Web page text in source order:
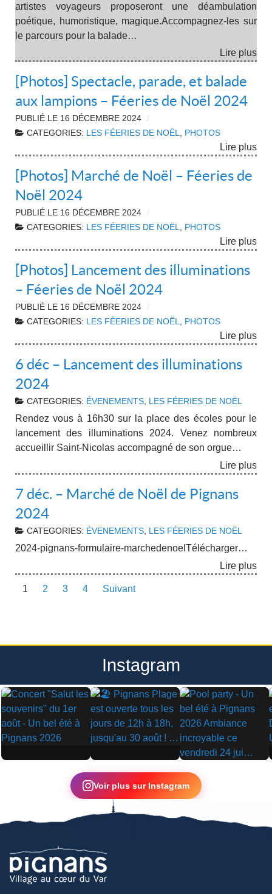
artistes voyageurs proposeront une déambulation
poétique, humoristique, magique.Accompagnez-les sur
le parcours pour la balade…
Lire plus
[Photos] Spectacle, parade, et balade
aux lampions – Féeries de Noël 2024
PUBLIÉ LE 16 DÉCEMBRE 2024
CATEGORIES: LES FÉERIES DE NOËL, PHOTOS
Lire plus
[Photos] Marché de Noël – Féeries de
Noël 2024
PUBLIÉ LE 16 DÉCEMBRE 2024
CATEGORIES: LES FÉERIES DE NOËL, PHOTOS
Lire plus
[Photos] Lancement des illuminations
– Féeries de Noël 2024
PUBLIÉ LE 16 DÉCEMBRE 2024
CATEGORIES: LES FÉERIES DE NOËL, PHOTOS
Lire plus
6 déc – Lancement des illuminations
2024
CATEGORIES: ÉVENEMENTS, LES FÉERIES DE NOËL
Rendez vous à 16h30 sur la place des écoles pour le
lancement des illuminations 2024. Venez nombreux
accueillir Saint-Nicolas accompagné de son orgue…
Lire plus
7 déc. – Marché de Noël de Pignans
2024
CATEGORIES: ÉVENEMENTS LES FÉERIES DE NOËL
2024-pignans-formulaire-marchedenoelTélécharger…
Lire plus
1 2 3 4 Suivant
Instagram
▶ ▶
▶
Voir plus sur Instagram